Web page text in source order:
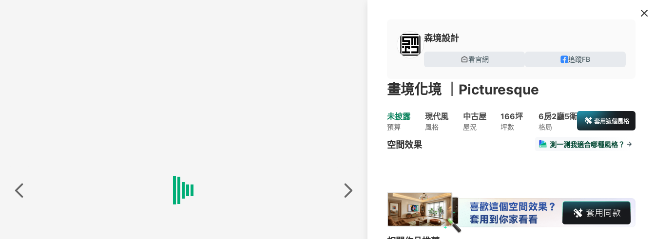
森境設計
看官網 追蹤FB
畫境化境 ｜Picturesque
未披露
預算
現代風
風格
中古屋
屋況
166坪
坪數
6房2廳5衛
格局
套用這個風格
空間效果 測一測我適合哪種風格？